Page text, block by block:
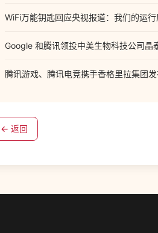
WiFi万能钥匙回应央视报道：我们的运
Google 和腾讯领投中美生物科技公司晶
腾讯游戏、腾讯电竞携手香格里拉集团
← 返回